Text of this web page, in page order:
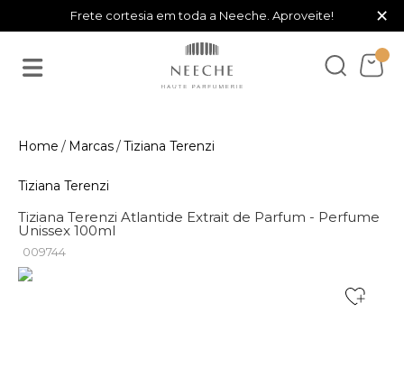
Frete cortesia em toda a Neeche. Aproveite! ×
Marcas Tiziana Terenzi
Tiziana Terenzi
Tiziana Terenzi Atlantide Extrait de Parfum - Perfume
Unissex 100ml
009744